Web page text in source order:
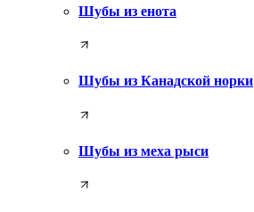
Шубы из енота
Шубы из Канадской норки
Шубы из меха рыси